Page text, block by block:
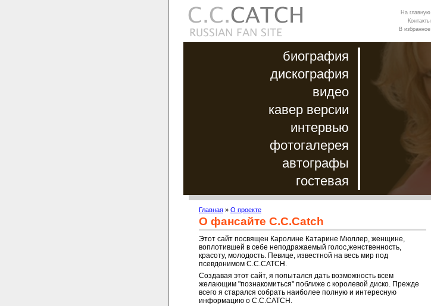
биография
дискография
видео
кавер версии
интервью
фотогалерея
автографы
гостевая
На главную
Контакты
В избранное
Главная » О проекте
О фансайте C.C.Catch
Этот сайт посвящен Каролине Катарине Мюллер, женщине,
воплотившей в себе неподражаемый голос,женственность,
красоту, молодость. Певице, известной на весь мир под
псевдонимом C.C.CATCH.
Создавая этот сайт, я попытался дать возможность всем
желающим "познакомиться" поближе с королевой диско. Прежде
всего я старался собрать наиболее полную и интересную
информацию о C.C.CATCH.